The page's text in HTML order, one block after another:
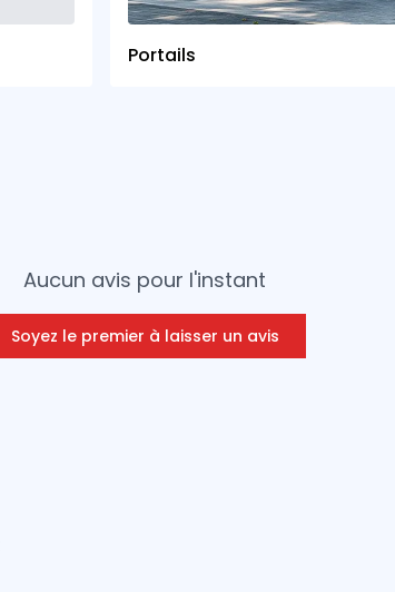
Portails
Aucun avis pour l'instant
Soyez le premier à laisser un avis